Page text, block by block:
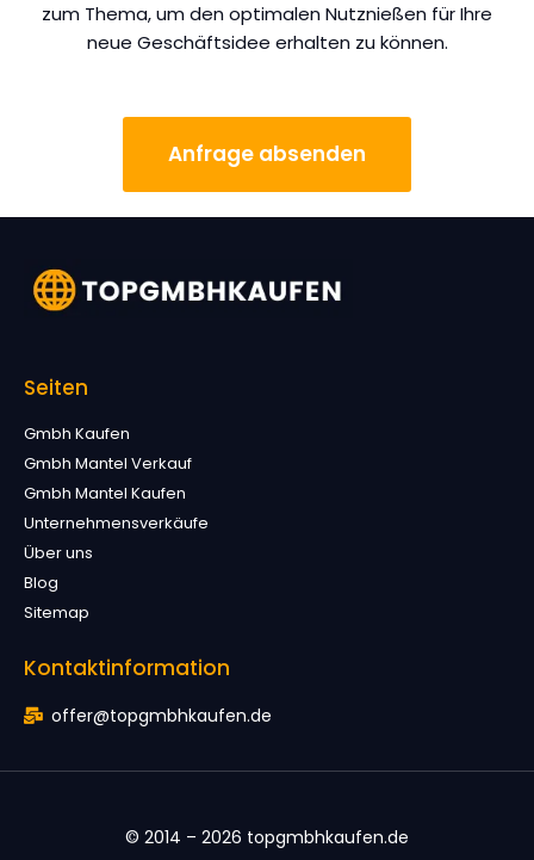
zum Thema, um den optimalen Nutznießen für Ihre
neue Geschäftsidee erhalten zu können.
Anfrage absenden
Seiten
Gmbh Kaufen
Gmbh Mantel Verkauf
Gmbh Mantel Kaufen
Unternehmensverkäufe
Über uns
Blog
Sitemap
Kontaktinformation
offer@topgmbhkaufen.de
© 2014 – 2026 topgmbhkaufen.de